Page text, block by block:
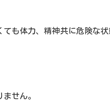
も体力、精神共に危険な
せん。